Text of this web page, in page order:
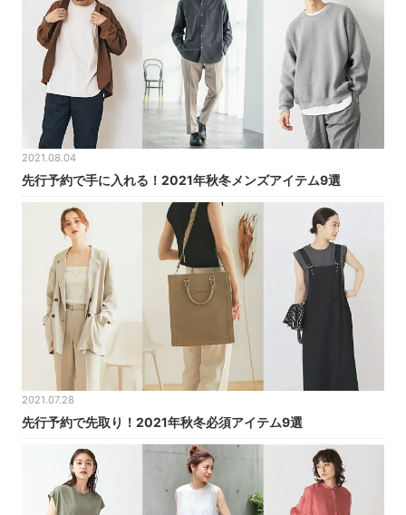
2021.08.04
先行予約で手に入れる！2021年秋冬メンズアイテム9選
2021.07.28
先行予約で先取り！2021年秋冬必須アイテム9選